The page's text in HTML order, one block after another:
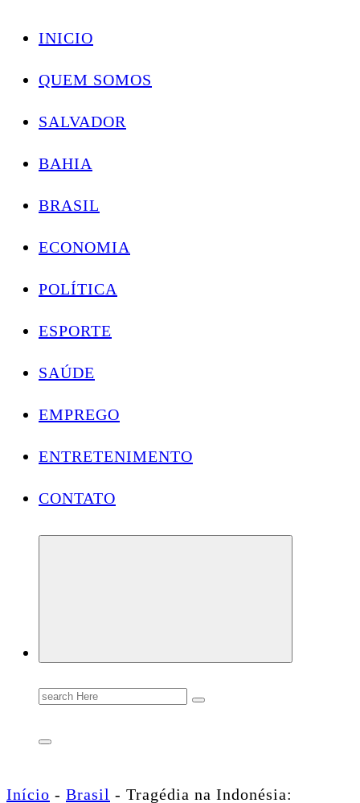
INICIO
QUEM SOMOS
SALVADOR
BAHIA
BRASIL
ECONOMIA
POLÍTICA
ESPORTE
SAÚDE
EMPREGO
ENTRETENIMENTO
CONTATO
Search
for:
Início - Brasil - Tragédia na Indonésia: